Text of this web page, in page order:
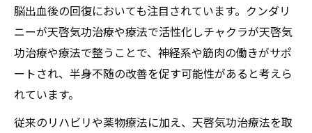
脳出血後の回復においても注目されています。クンダリ
ニーが天啓気功治療や療法で活性化しチャクラが天啓気
功治療や療法で整うことで、神経系や筋肉の働きがサポ
ートされ、半身不随の改善を促す可能性があると考えら
れています。
従来のリハビリや薬物療法に加え、天啓気功治療法を取